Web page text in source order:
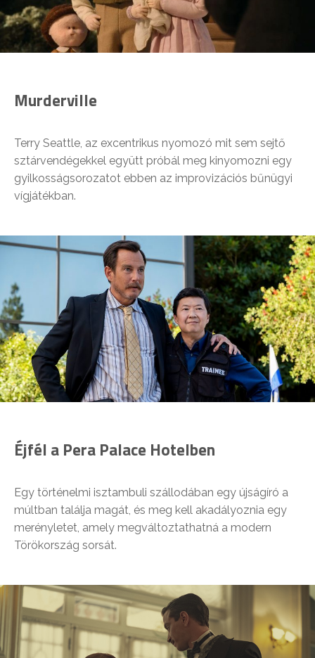
Murderville
Terry Seattle, az excentrikus nyomozó mit sem sejtő
sztárvendégekkel együtt próbál meg kinyomozni egy
gyilkosságsorozatot ebben az improvizációs bűnügyi
vígjátékban.
Éjfél a Pera Palace Hotelben
Egy történelmi isztambuli szállodában egy újságíró a
múltban találja magát, és meg kell akadályoznia egy
merényletet, amely megváltoztathatná a modern
Törökország sorsát.